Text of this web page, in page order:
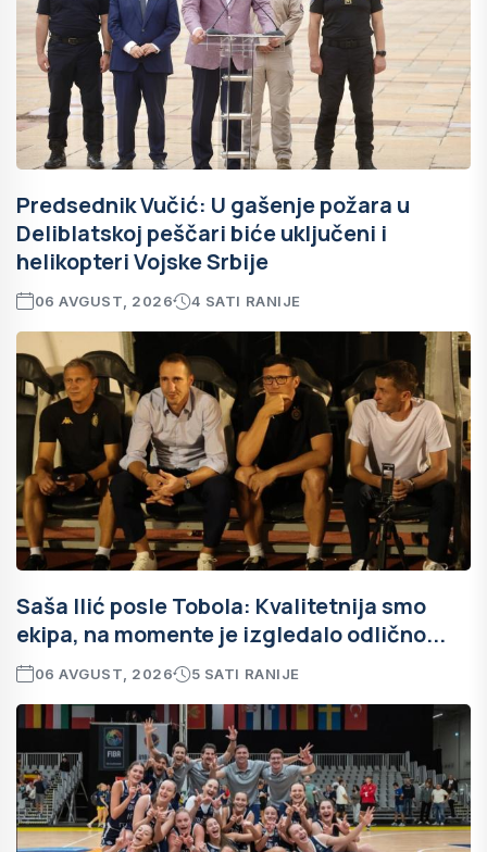
Predsednik Vučić: U gašenje požara u
Deliblatskoj peščari biće uključeni i
helikopteri Vojske Srbije
06 AVGUST, 2026 4 SATI RANIJE
Saša Ilić posle Tobola: Kvalitetnija smo
ekipa, na momente je izgledalo odlično...
06 AVGUST, 2026 5 SATI RANIJE